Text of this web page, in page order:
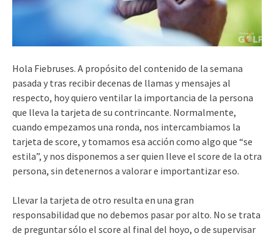
Hola Fiebruses. A propósito del contenido de la semana
pasada y tras recibir decenas de llamas y mensajes al
respecto, hoy quiero ventilar la importancia de la persona
que lleva la tarjeta de su contrincante. Normalmente,
cuando empezamos una ronda, nos intercambiamos la
tarjeta de score, y tomamos esa acción como algo que “se
estila”, y nos disponemos a ser quien lleve el score de la otra
persona, sin detenernos a valorar e importantizar eso.
Llevar la tarjeta de otro resulta en una gran
responsabilidad que no debemos pasar por alto. No se trata
de preguntar sólo el score al final del hoyo, o de supervisar